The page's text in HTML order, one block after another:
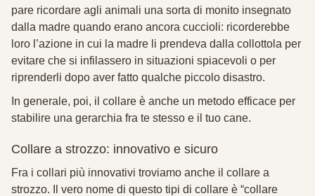
pare ricordare agli animali una sorta di monito insegnato
dalla madre quando erano ancora cuccioli: ricorderebbe
loro l’azione in cui la madre li prendeva dalla collottola per
evitare che si infilassero in situazioni spiacevoli o per
riprenderli dopo aver fatto qualche piccolo disastro.
In generale, poi, il collare è anche un metodo efficace per
stabilire una gerarchia fra te stesso e il tuo cane.
Collare a strozzo: innovativo e sicuro
Fra i collari più innovativi troviamo anche il collare a
strozzo. Il vero nome di questo tipi di collare è “collare